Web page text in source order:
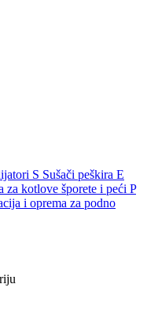
S Sušači peškira E
za kotlove šporete i peći P
i oprema za podno